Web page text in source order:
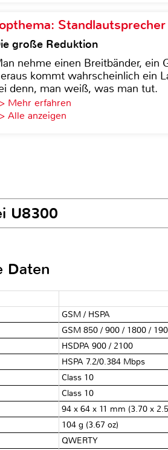
große Reduktion
nehme einen Breitbänder, ein
kommt wahrscheinlich ein
denn, man weiß, was man tut.
Mehr erfahren
Alle anzeigen
U8300
Daten
GSM / HSPA
GSM 850 / 900 / 1800 /
HSDPA 900 / 2100
HSPA 7.2/0.384 Mbps
Class 10
Class 10
94 x 64 x 11 mm (3.70 x
104 g (3.67 oz)
QWERTY